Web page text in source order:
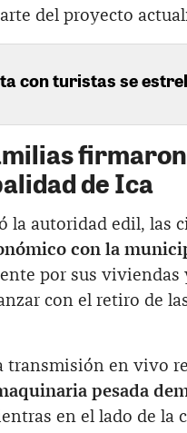
del proyecto
con turistas se
de Ica
la autoridad edil, las
con la
por sus viviendas
con el retiro de
transmisión en vivo
pesada
en el lado de la